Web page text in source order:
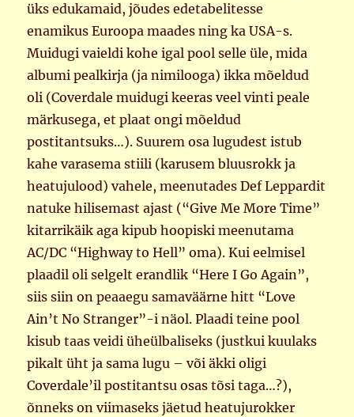
üks edukamaid, jõudes edetabelitesse
enamikus Euroopa maades ning ka USA-s.
Muidugi vaieldi kohe igal pool selle üle, mida
albumi pealkirja (ja nimilooga) ikka mõeldud
oli (Coverdale muidugi keeras veel vinti peale
märkusega, et plaat ongi mõeldud
postitantsuks…). Suurem osa lugudest istub
kahe varasema stiili (karusem bluusrokk ja
heatujulood) vahele, meenutades Def Leppardit
natuke hilisemast ajast (“Give Me More Time”
kitarrikäik aga kipub hoopiski meenutama
AC/DC “Highway to Hell” oma). Kui eelmisel
plaadil oli selgelt erandlik “Here I Go Again”,
siis siin on peaaegu samaväärne hitt “Love
Ain’t No Stranger”-i näol. Plaadi teine pool
kisub taas veidi üheülbaliseks (justkui kuulaks
pikalt üht ja sama lugu – või äkki oligi
Coverdale’il postitantsu osas tõsi taga…?),
õnneks on viimaseks jäetud heatujurokker